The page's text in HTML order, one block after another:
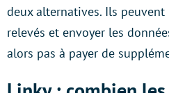
deux alternatives. Ils peuvent
relevés et envoyer les
alors pas à payer de